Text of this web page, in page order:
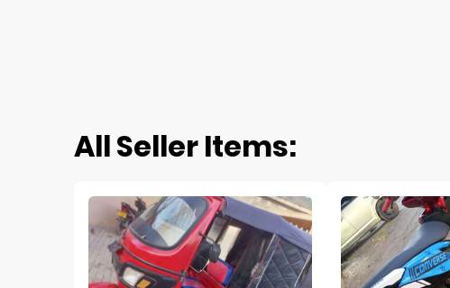
All Seller Items: